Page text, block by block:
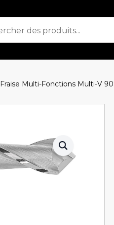
Fraise Multi-Fonctions Multi-V